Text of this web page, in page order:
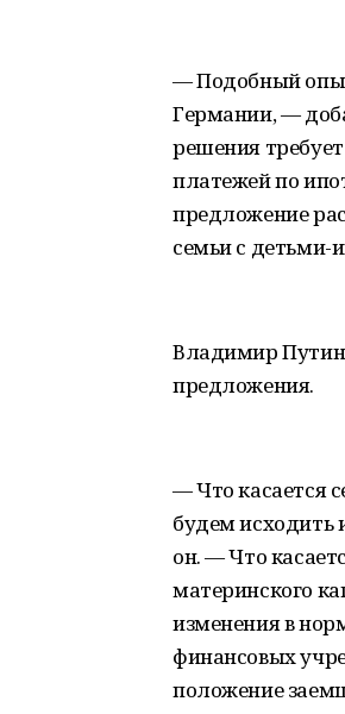
— Подобный
Германии, —
решения
платежей по
предложение
семьи с детьми-
Владимир
предложения.
— Что касается
будем исходить
он. — Что
материнского
изменения в
финансовых
положение